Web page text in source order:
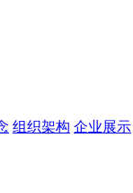
组织架构 企业展示